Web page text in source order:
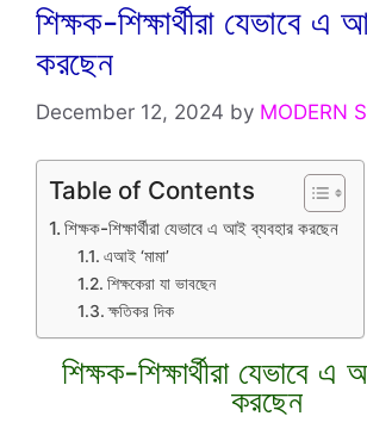
শিক্ষক-শিক্ষার্থীরা যেভাবে এ
করছেন
December 12, 2024 by MODERN
Table of Contents
শিক্ষক-শিক্ষার্থীরা যেভাবে এ আই ব্যবহার করছেন
এআই ‘মামা’
শিক্ষকেরা যা ভাবছেন
ক্ষতিকর দিক
শিক্ষক-শিক্ষার্থীরা যেভাবে
করছেন